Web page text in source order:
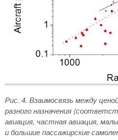
Рис. 4. Взаимосвязь между
разного назначения
авиация, частная авиация,
и большие пассажирские